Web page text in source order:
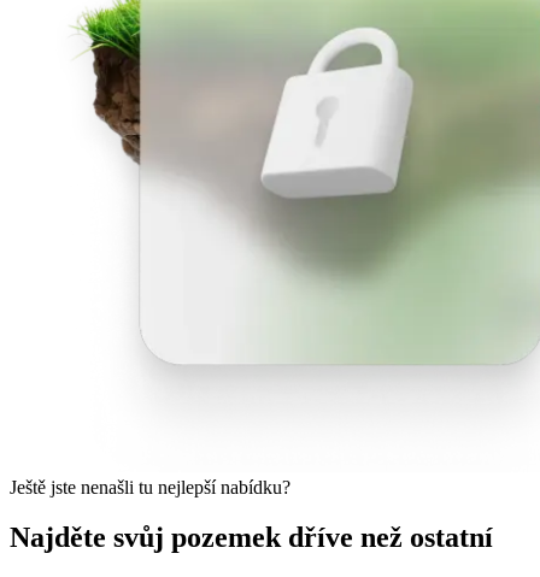
Ještě jste nenašli tu nejlepší nabídku?
Najděte svůj pozemek dříve než ostatní